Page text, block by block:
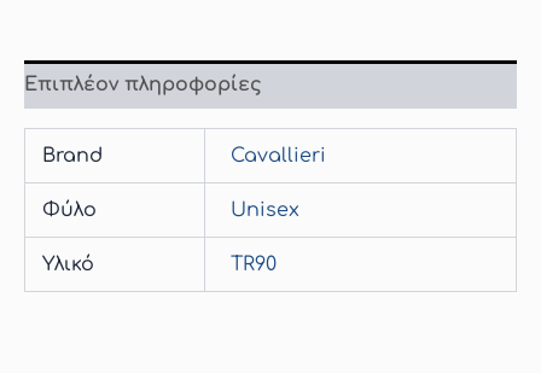
Επιπλέον πληροφορίες
Brand Cavallieri
Φύλο Unisex
Υλικό TR90